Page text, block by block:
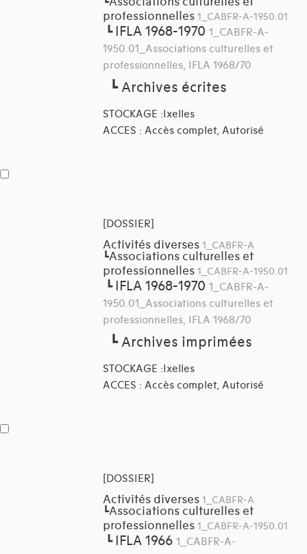
professionnelles 1_CABFR-A-1950.01
┗ IFLA 1968-1970 1_CABFR-A-
1950.01_Associations culturelles et
professionnelles, IFLA 1968/70
┗Archives écrites
STOCKAGE :Ixelles
ACCES : Accès complet, Autorisé
[DOSSIER]
Activités diverses 1_CABFR-A
┗Associations culturelles et
professionnelles 1_CABFR-A-1950.01
┗ IFLA 1968-1970 1_CABFR-A-
1950.01_Associations culturelles et
professionnelles, IFLA 1968/70
┗Archives imprimées
STOCKAGE :Ixelles
ACCES : Accès complet, Autorisé
[DOSSIER]
Activités diverses 1_CABFR-A
┗Associations culturelles et
professionnelles 1_CABFR-A-1950.01
┗ IFLA 1966 1_CABFR-A-